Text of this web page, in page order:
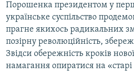
Порошенка президентом у
українське суспільство
прагне якихось радикальних
позірну революційність,
Звідси обережність кроків
намагання опиратися на «старі